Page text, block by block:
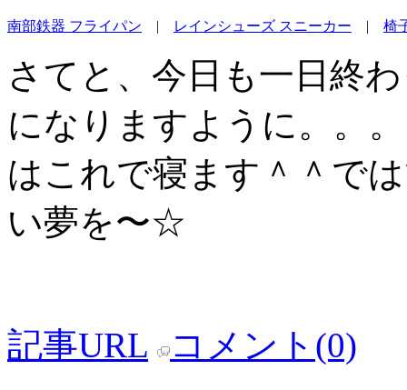
南部鉄器 フライパン | レインシューズ スニーカー | 椅
さてと、今日も一日終
になりますように。。
はこれで寝ます＾＾で
い夢を〜☆
記事URL コメント(0)